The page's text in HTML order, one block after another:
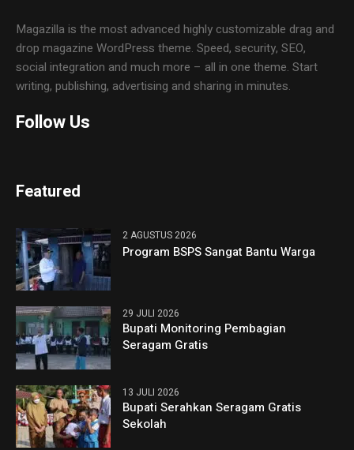
Magazilla is the most advanced highly customizable drag and
drop magazine WordPress theme. Speed, security, SEO,
social integration and much more – all in one theme. Start
writing, publishing, advertising and sharing in minutes.
Follow Us
Featured
2 AGUSTUS 2026
Program BSPS Sangat Bantu Warga
29 JULI 2026
Bupati Monitoring Pembagian
Seragam Gratis
13 JULI 2026
Bupati Serahkan Seragam Gratis
Sekolah